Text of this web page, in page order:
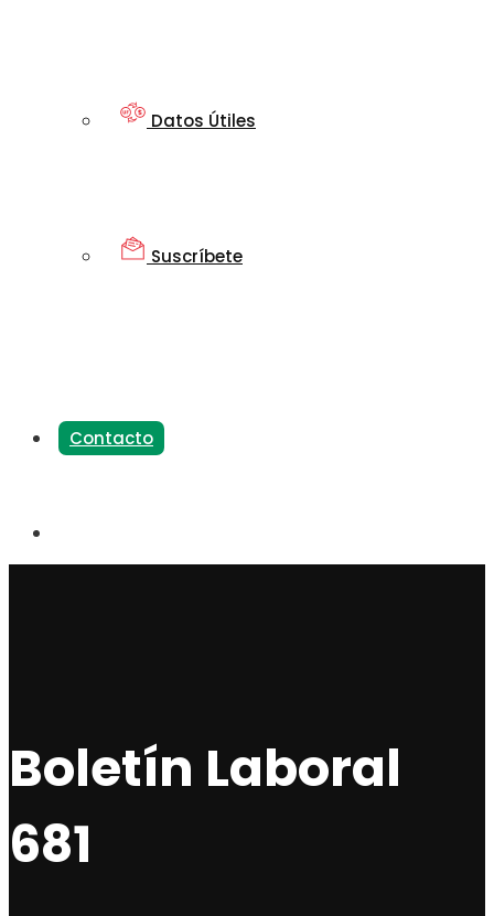
Datos Útiles
Suscríbete
Contacto
Boletín Laboral
681